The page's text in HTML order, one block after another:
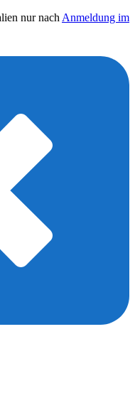
nur nach Anmeldung im